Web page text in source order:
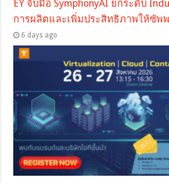
EY จับมือ SymphonyAI ยกระดับ
การผลิตและเพิ่มประสิทธิภาพให้ซัพ
6 days ago